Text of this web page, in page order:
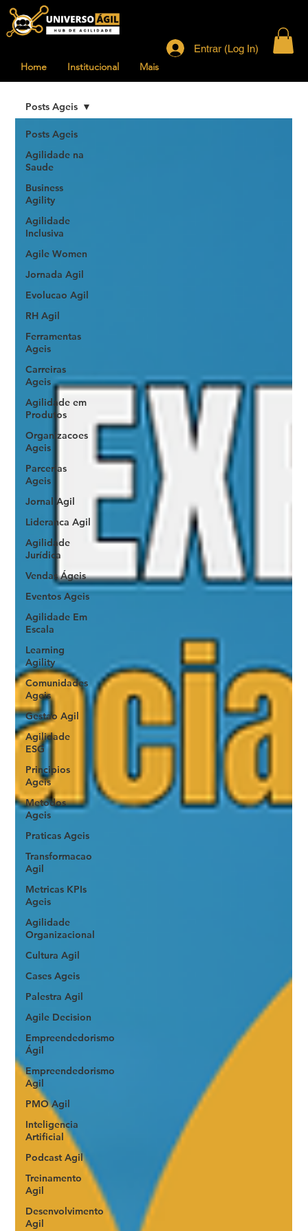
Home Institucional Mais
Entrar (Log In)
Posts Ageis
Agilidade na
Saude
Business
Agility
Agilidade
Inclusiva
Agile Women
Jornada Agil
Evolucao Agil
RH Agil
Ferramentas
Ageis
Carreiras
Ageis
Agilidade em
Produtos
Organizacoes
Ageis
Parcerias
Ageis
Jornal Agil
Lideranca Agil
Agilidade
Jurídica
Vendas Ágeis
Eventos Ageis
Agilidade Em
Escala
Learning
Agility
Comunidades
Ageis
Gestao Agil
Agilidade
ESG
Principios
Ageis
Metodos
Ageis
Praticas Ageis
Transformacao
Agil
Metricas KPIs
Ageis
Agilidade
Organizacional
Cultura Agil
Cases Ageis
Palestra Agil
Agile Decision
Empreendedorismo
Ágil
Empreendedorismo
Agil
PMO Agil
Inteligencia
Artificial
Podcast Agil
Treinamento
Agil
Desenvolvimento
Agil
Posts Ageis